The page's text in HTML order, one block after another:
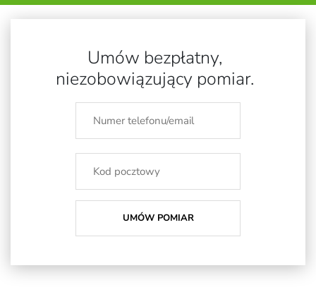
Umów bezpłatny,
niezobowiązujący pomiar.